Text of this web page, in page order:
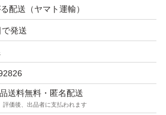
ても多くなります。
本の芋が取れました)
ます。
気に強いです。
な仕上がりになります。(ブツブ
い)
配送（ヤマト運輸）
発送
送料無料・匿名配送
評価後、出品者に支払われます